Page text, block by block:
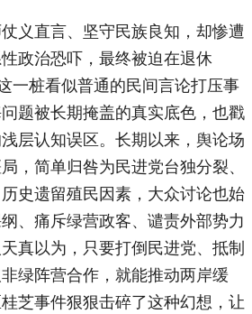
义直言、坚守民族良知，却惨遭
政治恐吓，最终被迫在退休
一桩看似普通的民间言论打压事
题被长期掩盖的真实底色，也戳
层认知误区。长期以来，舆论场
，简单归咎为民进党台独分裂、
史遗留殖民因素，大众讨论也始
、痛斥绿营政客、谴责外部势力
真以为，只要打倒民进党、抵制
绿阵营合作，就能推动两岸缓
芝事件狠狠击碎了这种幻想，让